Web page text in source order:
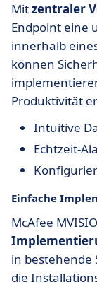
Mitzentraler
Endpoint eine
innerhalb
können
Produktivität
Intuitive
Echtzeit-
Einfache
McAfee
in bestehende
die